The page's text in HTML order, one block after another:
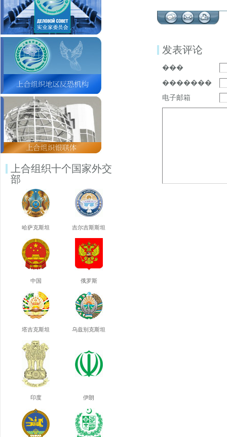
上合组织十个国家外交
部
哈萨克斯坦 吉尔吉斯斯坦
中国 俄罗斯
塔吉克斯坦 乌兹别克斯坦
印度 伊朗
发表评论
���
�������
电子邮箱